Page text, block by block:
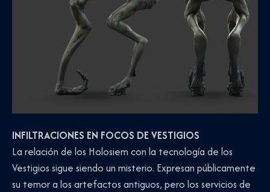
INFILTRACIONES EN FOCOS DE VESTIGIOS
La relación de los Holosiem con la tecnología de los
Vestigios sigue siendo un misterio. Expresan públicamente
su temor a los artefactos antiguos, pero los servicios de